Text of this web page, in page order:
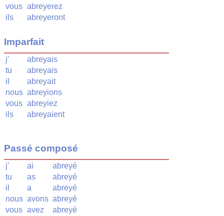
vous abreyerez
ils
abreyeront
Imparfait
j'
abreyais
tu
abreyais
il
abreyait
nous abreyions
vous abreyiez
ils
abreyaient
Passé composé
j' ai
abreyé
tu
as
abreyé
il
a
abreyé
nous avons abreyé
vous avez
abreyé